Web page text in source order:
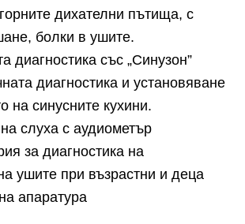
дихателни пътища, с
болки в ушите.
диагностика със „Синузон”
диагностика и установяване
на синусните кухини.
слуха с аудиометър
за диагностика на
ушите при възрастни и деца
апаратура